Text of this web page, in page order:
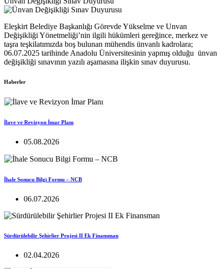
Eleşkirt Belediye Başkanlığı Görevde Yükselme ve Unvan
Değişikliği Yönetmeliği’nin ilgili hükümleri gereğince, merkez ve
taşra teşkilatımızda boş bulunan mühendis ünvanlı kadrolara;
06.07.2025 tarihinde Anadolu Üniversitesinin yapmış olduğu ünvan
değişikliği sınavının yazılı aşamasına ilişkin sınav duyurusu.
Haberler
İlave ve Revizyon İmar Planı
05.08.2026
İhale Sonucu Bilgi Formu – NCB
06.07.2026
Sürdürülebilir Şehirlier Projesi II Ek Finansman
02.04.2026